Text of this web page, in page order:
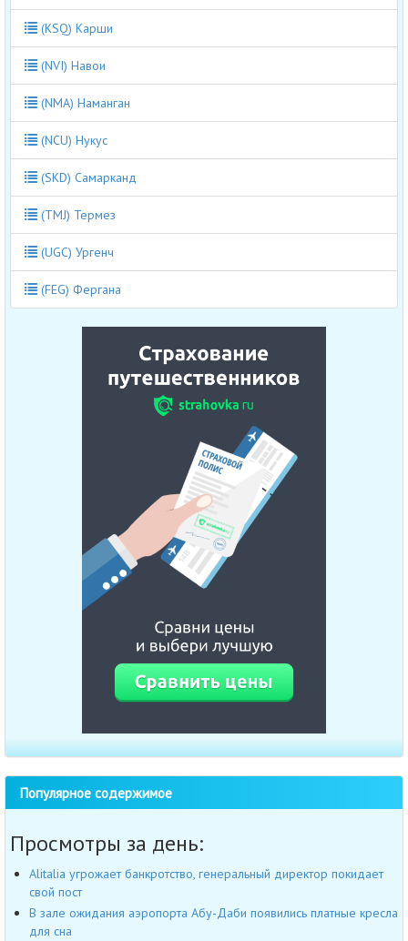
(KSQ) Карши
(NVI) Навои
(NMA) Наманган
(NCU) Нукус
(SKD) Самарканд
(TMJ) Термез
(UGC) Ургенч
(FEG) Фергана
Популярное содержимое
Просмотры за день:
Alitalia угрожает банкротство, генеральный директор покидает
свой пост
В зале ожидания аэропорта Абу-Даби появились платные кресла
для сна